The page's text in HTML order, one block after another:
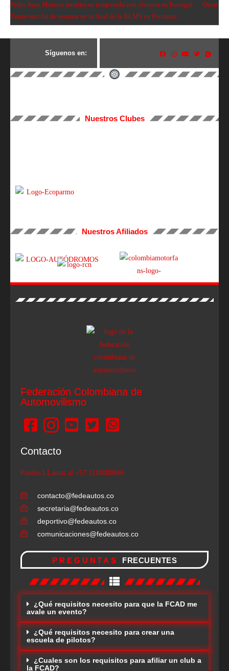
Pedro Juan Moreno termina su temporada con victoria en Portugal
Oscar
Tunjo este fin de semana en la final de la ELMS en Portimao
Síguenos en:
Nuestros Clubes
Nuestros Afiliados
Federación Colombiana de
Automovilismo
Contacto
Puedes LLamar al +57 3118080868
contacto@fedeautos.co
secretaria@fedeautos.co
deportivo@fedeautos.co
comunicaciones@fedeautos.co
PREGUNTAS FRECUENTES
¿Qué requisitos necesito para que la FCAD me
avale un evento?
¿Qué requisitos necesito para crear una
escuela de pilotos?
¿Cuales son los requisitos para afiliar un club a
la FCAD?